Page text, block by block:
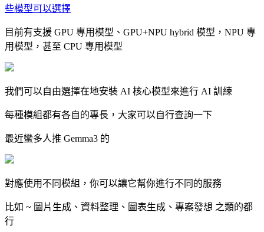
些模型可以選擇
目前有支援 GPU 專用模型、GPU+NPU hybrid 模型，NPU 專
用模型，甚至 CPU 專用模型
我們可以自由選擇在地安裝 AI 核心模型來進行 AI 訓練
每種模組都有各自的專長，大家可以自行查詢一下
最近蠻多人推 Gemma3 的
對應使用不同模組，你可以讓它幫你進行不同的服務
比如 ~ 圖片生成、資料整理、圖表生成、專案發想 之類的都
行